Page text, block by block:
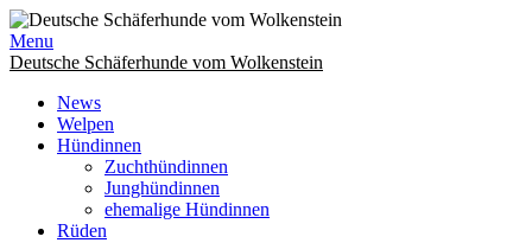
Skip
to
content
Menu
Deutsche Schäferhunde vom Wolkenstein
News
Welpen
Hündinnen
Zuchthündinnen
Junghündinnen
ehemalige Hündinnen
Rüden